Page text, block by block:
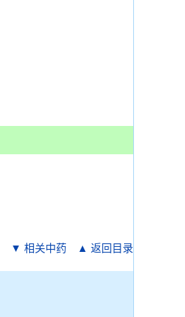
▼ 相关中药 ▲ 返回目录